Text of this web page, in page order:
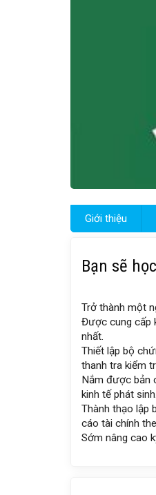
Giới thiệu
Bạn sẽ
Trở thành một
Được cung cấp
nhất.
Thiết lập bộ
thanh tra kiểm
Nắm được bản
kinh tế phát sinh.
Thành thạo lập
cáo tài chính
Sớm nâng cao